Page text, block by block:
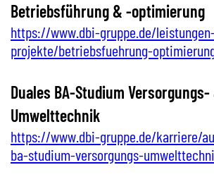
Betriebsführung & -optimierung
https://www.dbi-gruppe.de/
projekte/betriebsfuehrung-
Duales BA-Studium Versorgungs-
Umwelttechnik
https://www.dbi-gruppe.de/karriere/
ba-studium-versorgungs-